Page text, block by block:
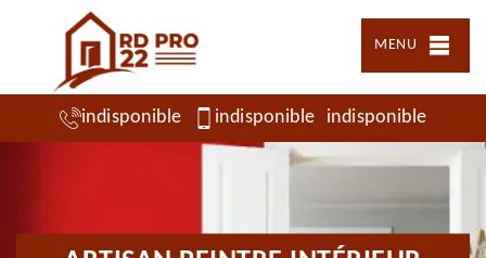
MENU
indisponible indisponible indisponible